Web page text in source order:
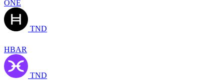
ONE
TND
HBAR
TND